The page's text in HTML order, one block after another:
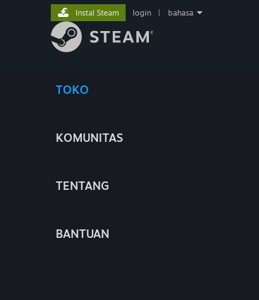
TOKO
KOMUNITAS
TENTANG
BANTUAN
Instal Steam login bahasa